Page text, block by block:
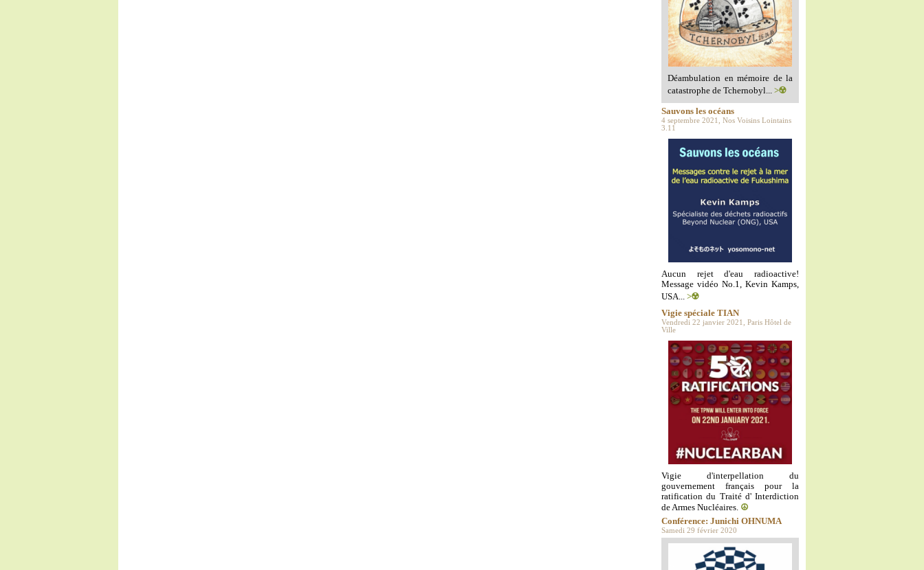
Déambulation en mémoire de la
catastrophe de Tchernobyl... >☢️
Sauvons les océans
4 septembre 2021, Nos Voisins Lointains
3.11
Aucun rejet d'eau radioactive!
Message vidéo No.1, Kevin Kamps,
USA... >☢️
Vigie spéciale TIAN
Vendredi 22 janvier 2021, Paris Hôtel de
Ville
Vigie d'interpellation du
gouvernement français pour la
ratification du Traité d' Interdiction
de Armes Nucléaires. ☮️
Conférence: Junichi OHNUMA
Samedi 29 février 2020